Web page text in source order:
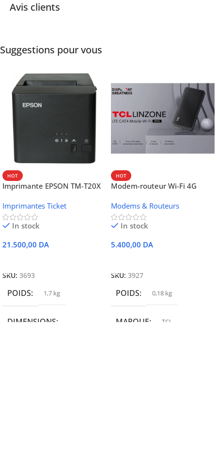
Avis clients
Suggestions pour vous
HOT
Imprimante EPSON TM-T20X
Ethernet
Imprimantes Ticket
In stock
21.500,00 DA
SKU: 3693
POIDS 1,7 kg
DIMENSIONS
HOT
Modem-routeur Wi-Fi 4G
Modems & Routeurs
In stock
5.400,00 DA
SKU: 3927
POIDS 0,18 kg
MARQUE TCL